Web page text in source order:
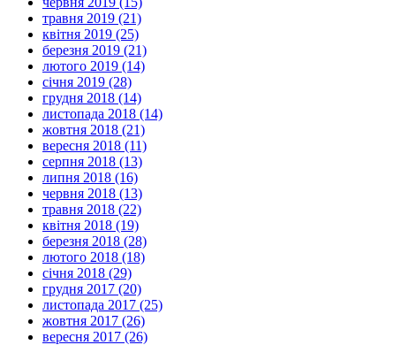
травня 2019 (21)
квітня 2019 (25)
березня 2019 (21)
лютого 2019 (14)
січня 2019 (28)
грудня 2018 (14)
листопада 2018 (14)
жовтня 2018 (21)
вересня 2018 (11)
серпня 2018 (13)
липня 2018 (16)
червня 2018 (13)
травня 2018 (22)
квітня 2018 (19)
березня 2018 (28)
лютого 2018 (18)
січня 2018 (29)
грудня 2017 (20)
листопада 2017 (25)
жовтня 2017 (26)
вересня 2017 (26)